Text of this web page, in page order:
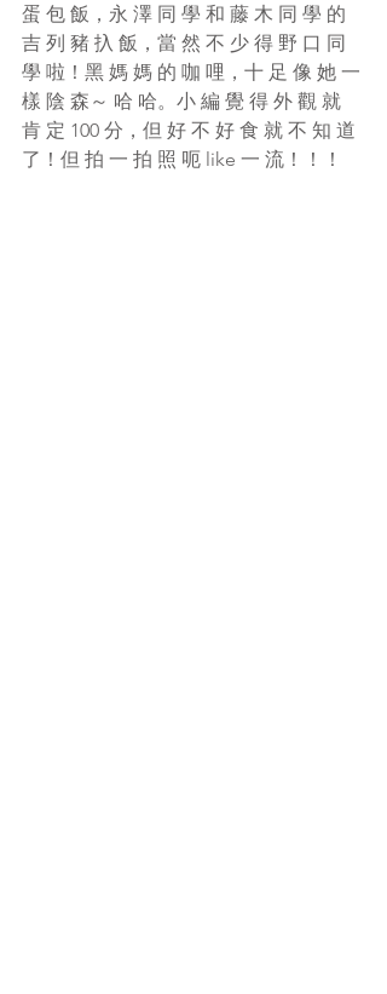
蛋 包 飯，永 澤 同 學 和 藤 木 同 學 的
吉 列 豬 扖 飯，當 然 不 少 得 野 口 同
學 啦！黑 媽 媽 的 咖 哩，十 足 像 她 一
樣 陰 森～ 哈 哈。小 編 覺 得 外 觀 就
肯 定 100 分，但 好 不 好 食 就 不 知 道
了！但 拍 一 拍 照 呃 like 一 流！！！